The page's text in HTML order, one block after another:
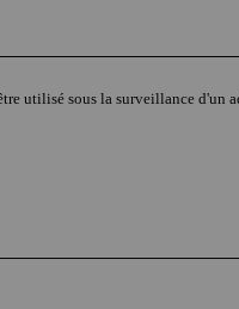
utilisé sous la surveillance d'un